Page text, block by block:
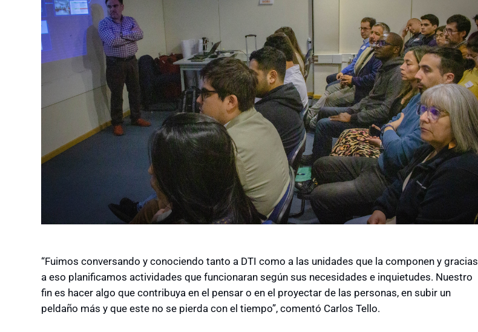
“Fuimos conversando y conociendo tanto a DTI como a las unidades que la componen y gracias
a eso planificamos actividades que funcionaran según sus necesidades e inquietudes. Nuestro
fin es hacer algo que contribuya en el pensar o en el proyectar de las personas, en subir un
peldaño más y que este no se pierda con el tiempo”, comentó Carlos Tello.